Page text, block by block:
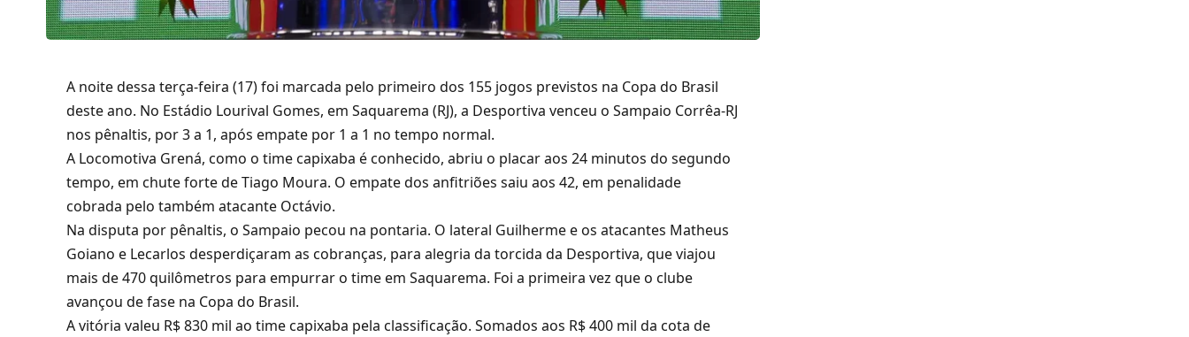
A noite dessa terça-feira (17) foi marcada pelo primeiro dos 155 jogos previstos na Copa do Brasil
deste ano. No Estádio Lourival Gomes, em Saquarema (RJ), a Desportiva venceu o Sampaio Corrêa-RJ
nos pênaltis, por 3 a 1, após empate por 1 a 1 no tempo normal.
A Locomotiva Grená, como o time capixaba é conhecido, abriu o placar aos 24 minutos do segundo
tempo, em chute forte de Tiago Moura. O empate dos anfitriões saiu aos 42, em penalidade
cobrada pelo também atacante Octávio.
Na disputa por pênaltis, o Sampaio pecou na pontaria. O lateral Guilherme e os atacantes Matheus
Goiano e Lecarlos desperdiçaram as cobranças, para alegria da torcida da Desportiva, que viajou
mais de 470 quilômetros para empurrar o time em Saquarema. Foi a primeira vez que o clube
avançou de fase na Copa do Brasil.
A vitória valeu R$ 830 mil ao time capixaba pela classificação. Somados aos R$ 400 mil da cota de